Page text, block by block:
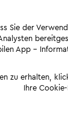
Sie der
App -
zu erhalten,
Ihre